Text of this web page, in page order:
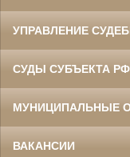
УПРАВЛЕНИЕ
СУДЫ СУБЪЕКТА РФ
МУНИЦИПАЛЬНЫЕ
ВАКАНСИИ